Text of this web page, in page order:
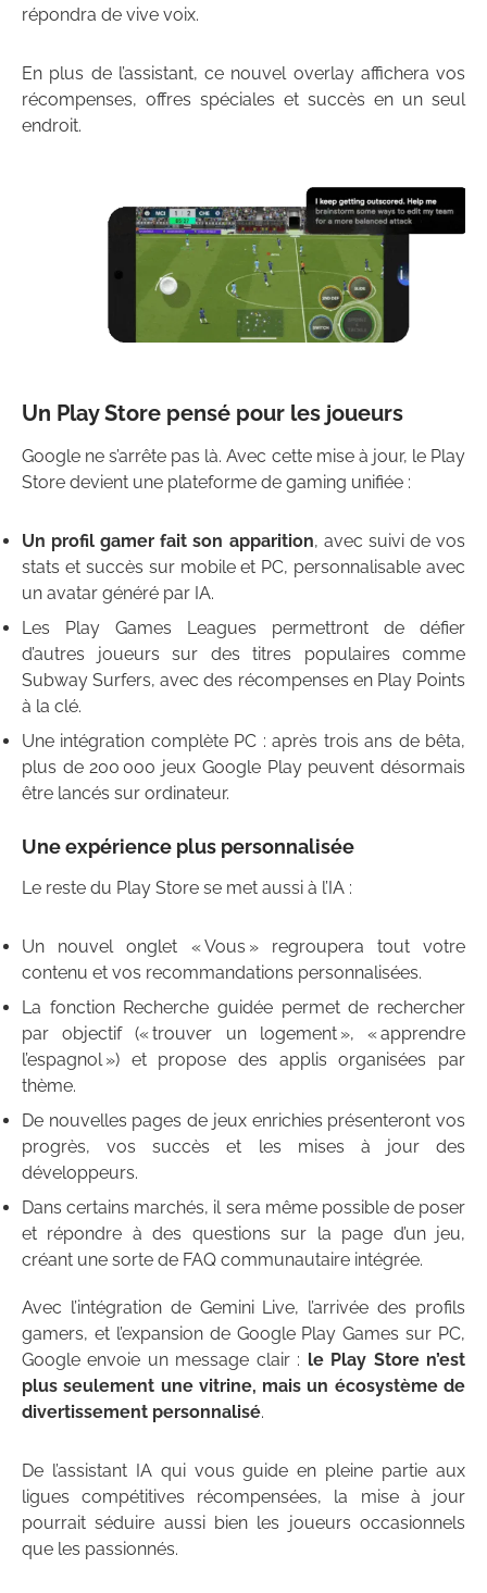
répondra de vive voix.
En plus de l’assistant, ce nouvel overlay affichera vos
récompenses, offres spéciales et succès en un seul
endroit.
Un Play Store pensé pour les joueurs
Google ne s’arrête pas là. Avec cette mise à jour, le Play
Store devient une plateforme de gaming unifiée :
Un profil gamer fait son apparition, avec suivi de vos
stats et succès sur mobile et PC, personnalisable avec
un avatar généré par IA.
Les Play Games Leagues permettront de défier
d’autres joueurs sur des titres populaires comme
Subway Surfers, avec des récompenses en Play Points
à la clé.
Une intégration complète PC : après trois ans de bêta,
plus de 200 000 jeux Google Play peuvent désormais
être lancés sur ordinateur.
Une expérience plus personnalisée
Le reste du Play Store se met aussi à l’IA :
Un nouvel onglet « Vous » regroupera tout votre
contenu et vos recommandations personnalisées.
La fonction Recherche guidée permet de rechercher
par objectif (« trouver un logement », « apprendre
l’espagnol ») et propose des applis organisées par
thème.
De nouvelles pages de jeux enrichies présenteront vos
progrès, vos succès et les mises à jour des
développeurs.
Dans certains marchés, il sera même possible de poser
et répondre à des questions sur la page d’un jeu,
créant une sorte de FAQ communautaire intégrée.
Avec l’intégration de Gemini Live, l’arrivée des profils
gamers, et l’expansion de Google Play Games sur PC,
Google envoie un message clair : le Play Store n’est
plus seulement une vitrine, mais un écosystème de
divertissement personnalisé.
De l’assistant IA qui vous guide en pleine partie aux
ligues compétitives récompensées, la mise à jour
pourrait séduire aussi bien les joueurs occasionnels
que les passionnés.